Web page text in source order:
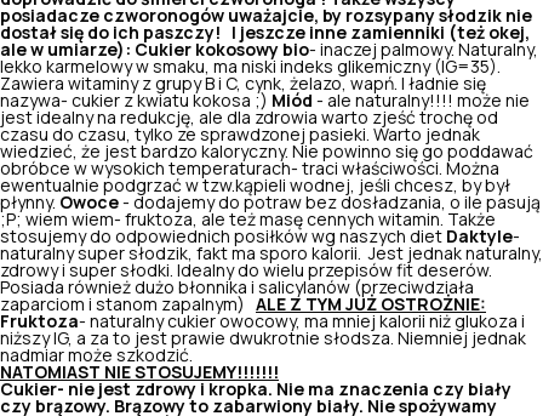
posiadacze czworonogów uważajcie, by rozsypany słodzik nie
dostał się do ich paszczy!
I jeszcze inne zamienniki (też okej,
ale w umiarze): Cukier kokosowy bio- inaczej palmowy. Naturalny,
lekko karmelowy w smaku, ma niski indeks glikemiczny (IG=35).
Zawiera witaminy z grupy B i C, cynk, żelazo, wapń. I ładnie się
nazywa- cukier z kwiatu kokosa ;) Miód - ale naturalny!!!! może nie
jest idealny na redukcję, ale dla zdrowia warto zjeść trochę od
czasu do czasu, tylko ze sprawdzonej pasieki. Warto jednak
wiedzieć, że jest bardzo kaloryczny. Nie powinno się go poddawać
obróbce w wysokich temperaturach- traci właściwości. Można
ewentualnie podgrzać w tzw.kąpieli wodnej, jeśli chcesz, by był
płynny. Owoce - dodajemy do potraw bez dosładzania, o ile pasują
;P; wiem wiem- fruktoza, ale też masę cennych witamin. Także
stosujemy do odpowiednich posiłków wg naszych diet Daktyle-
naturalny super słodzik, fakt ma sporo kalorii. Jest jednak naturalny,
zdrowy i super słodki. Idealny do wielu przepisów fit deserów.
Posiada również dużo błonnika i salicylanów (przeciwdziała
zaparciom i stanom zapalnym) ALE Z TYM JUŻ OSTROŻNIE:
Fruktoza- naturalny cukier owocowy, ma mniej kalorii niż glukoza i
niższy IG, a za to jest prawie dwukrotnie słodsza. Niemniej jednak
nadmiar może szkodzić.
NATOMIAST NIE STOSUJEMY!!!!!!!
Cukier- nie jest zdrowy i kropka. Nie ma znaczenia czy biały
czy brązowy. Brązowy to zabarwiony biały. Nie spożywamy